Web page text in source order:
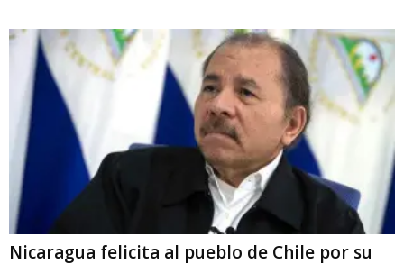
Nicaragua felicita al pueblo de Chile por su